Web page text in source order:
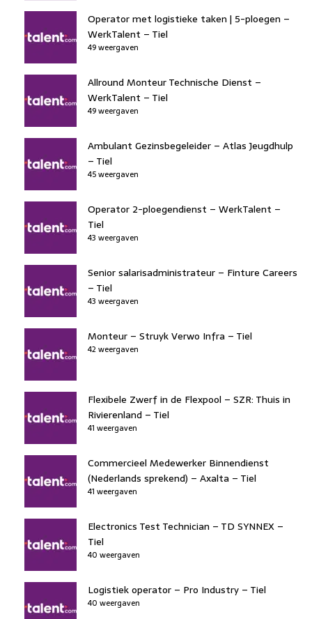
Operator met logistieke taken | 5-ploegen –
WerkTalent – Tiel
49 weergaven
Allround Monteur Technische Dienst –
WerkTalent – Tiel
49 weergaven
Ambulant Gezinsbegeleider – Atlas Jeugdhulp
– Tiel
45 weergaven
Operator 2-ploegendienst – WerkTalent –
Tiel
43 weergaven
Senior salarisadministrateur – Finture Careers
– Tiel
43 weergaven
Monteur – Struyk Verwo Infra – Tiel
42 weergaven
Flexibele Zwerf in de Flexpool – SZR: Thuis in
Rivierenland – Tiel
41 weergaven
Commercieel Medewerker Binnendienst
(Nederlands sprekend) – Axalta – Tiel
41 weergaven
Electronics Test Technician – TD SYNNEX –
Tiel
40 weergaven
Logistiek operator – Pro Industry – Tiel
40 weergaven